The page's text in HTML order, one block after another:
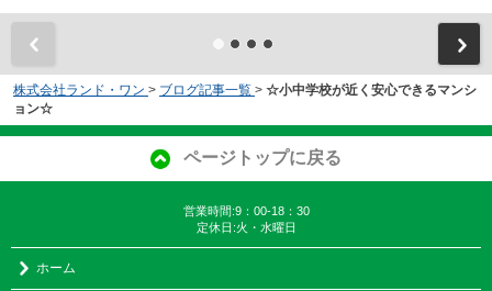
株式会社ランド・ワン > ブログ記事一覧 > ☆小中学校が近く安心できるマンシ
ョン☆
ページトップに戻る
営業時間:9：00-18：30
定休日:火・水曜日
ホーム